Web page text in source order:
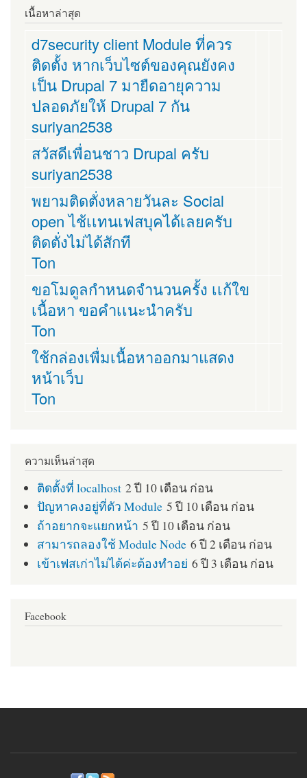
เนื้อหาล่าสุด
d7security client Module ที่ควร
ติดตั้ง หากเว็บไซต์ของคุณยังคง
เป็น Drupal 7 มายืดอายุความ
ปลอดภัยให้ Drupal 7 กัน
suriyan2538
สวัสดีเพื่อนชาว Drupal ครับ
suriyan2538
พยามติดตั่งหลายวันละ Social
open ไช้เเทนเฟสบุคได้เลยครับ
ติดตั่งไม่ได้สักที
Ton
ขอโมดูลกำหนดจำนวนครั้ง เเก้ใข
เนื้อหา ขอคำเเนะนำครับ
Ton
ใช้กล่องเพื่มเนื้อหาออกมาแสดง
หน้าเว็บ
Ton
ความเห็นล่าสุด
ติดตั้งที่ localhost 2 ปี 10 เดือน ก่อน
ปัญหาคงอยู่ที่ตัว Module 5 ปี 10 เดือน ก่อน
ถ้าอยากจะแยกหน้า 5 ปี 10 เดือน ก่อน
สามารถลองใช้ Module Node 6 ปี 2 เดือน ก่อน
เข้าเฟสเก่าไม่ได้ค่ะต้องทำอย่ 6 ปี 3 เดือน ก่อน
Facebook